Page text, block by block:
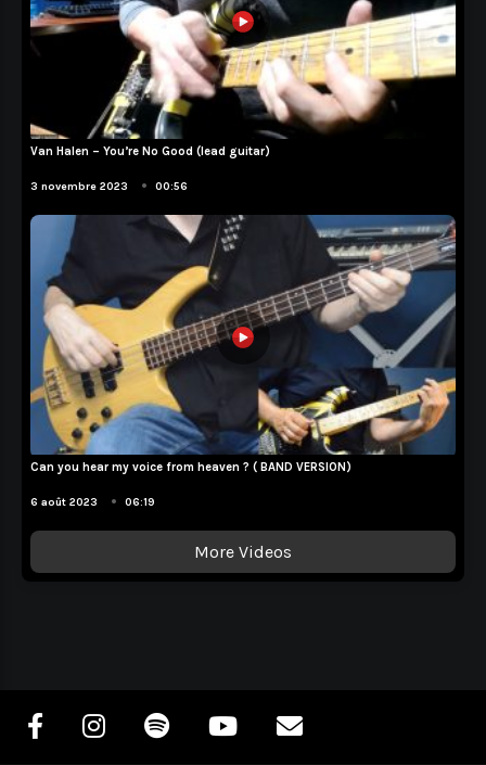
Van Halen – You’re No Good (lead guitar)
3 novembre 2023
• 00:56
Can you hear my voice from heaven ? ( BAND VERSION)
6 août 2023
• 06:19
More Videos